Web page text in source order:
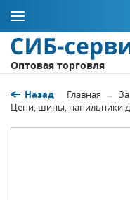
Оптовая торговля
Назад Главная
Цепи, шины, напильники